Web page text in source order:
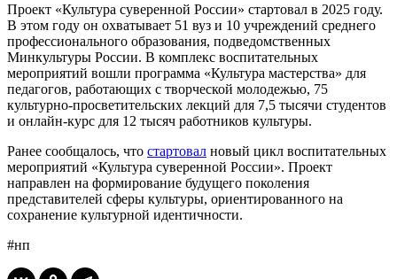
Проект «Культура суверенной России» стартовал в 2025 году.
В этом году он охватывает 51 вуз и 10 учреждений среднего
профессионального образования, подведомственных
Минкультуры России. В комплекс воспитательных
мероприятий вошли программа «Культура мастерства» для
педагогов, работающих с творческой молодежью, 75
культурно-просветительских лекций для 7,5 тысячи студентов
и онлайн-курс для 12 тысяч работников культуры.
Ранее сообщалось, что стартовал новый цикл воспитательных
мероприятий «Культура суверенной России». Проект
направлен на формирование будущего поколения
представителей сферы культуры, ориентированного на
сохранение культурной идентичности.
#нп